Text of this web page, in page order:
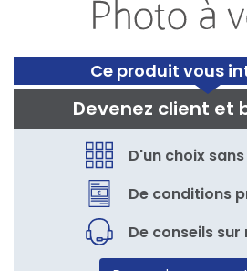
Ce produit vous
Devenez client et
D'un choix
De conditions
De conseils sur